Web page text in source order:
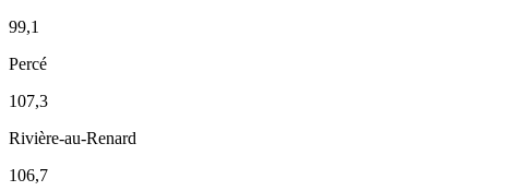
99,1
Percé
107,3
Rivière-au-Renard
106,7